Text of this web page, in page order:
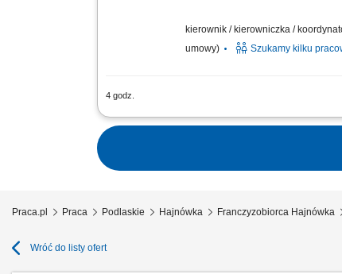
kierownik / kierowniczka /
umowy)
Szukamy kilku
4 godz.
Zakres działania: rozwijanie
Praca.pl Praca Podlaskie Hajnówka Franczyzobiorca Hajnówka
Wróć do listy ofert